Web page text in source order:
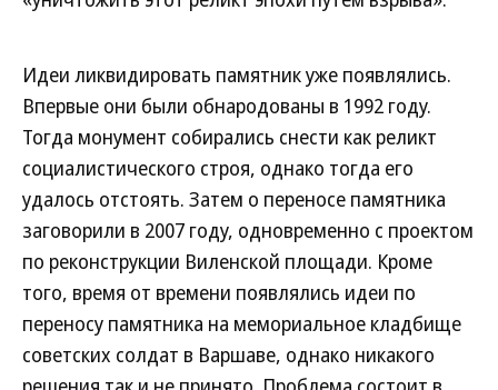
Идеи ликвидировать памятник уже появлялись.
Впервые они были обнародованы в 1992 году.
Тогда монумент собирались снести как реликт
социалистического строя, однако тогда его
удалось отстоять. Затем о переносе памятника
заговорили в 2007 году, одновременно с проектом
по реконструкции Виленской площади. Кроме
того, время от времени появлялись идеи по
переносу памятника на мемориальное кладбище
советских солдат в Варшаве, однако никакого